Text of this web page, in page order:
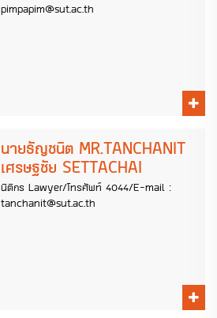
pimpapim@sut.ac.th
นายธัญชนิต MR.TANCHANIT
เศรษฐชัย SETTACHAI
นิติกร Lawyer/โทรศัพท์ 4044/E-mail :
tanchanit@sut.ac.th